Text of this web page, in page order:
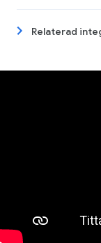
Relaterad